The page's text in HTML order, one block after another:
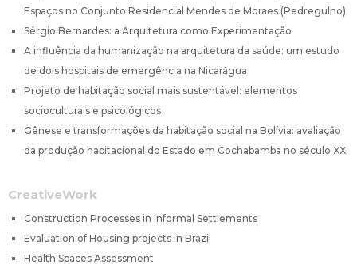
Espaços no Conjunto Residencial Mendes de Moraes (Pedregulho)
Sérgio Bernardes: a Arquitetura como Experimentação
A influência da humanização na arquitetura da saúde: um estudo
de dois hospitais de emergência na Nicarágua
Projeto de habitação social mais sustentável: elementos
socioculturais e psicológicos
Gênese e transformações da habitação social na Bolívia: avaliação
da produção habitacional do Estado em Cochabamba no século XX
CreativeWork
Construction Processes in Informal Settlements
Evaluation of Housing projects in Brazil
Health Spaces Assessment